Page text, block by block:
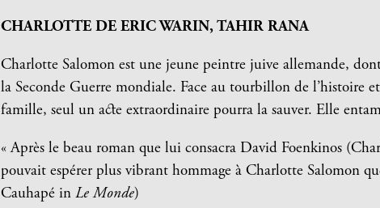
CHARLOTTE DE ERIC WARIN, TAHIR RANA
Charlotte Salomon est une jeune peintre juive allemande,
la Seconde Guerre mondiale. Face au tourbillon de l’histoire
famille, seul un acte extraordinaire pourra la sauver. Elle
« Après le beau roman que lui consacra David Foenkinos
pouvait espérer plus vibrant hommage à Charlotte Salomon
Cauhapé inLe Monde)